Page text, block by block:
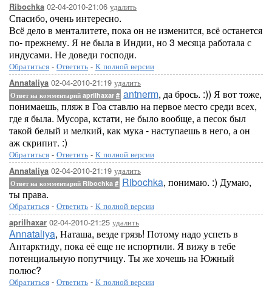
Ribochka 02-04-2010-21:06 удалить
Спасибо, очень интересно.
Всё дело в менталитете, пока он не изменится, всё останется
по- прежнему. Я не была в Индии, но 3 месяца работала с
индусами. Не доведи господи.
Обратиться - Ответить - К полной версии
Annataliya 02-04-2010-21:19 удалить
Ответ на комментарий aprilhaxar # antnerm, да брось. :)) Я вот тоже,
понимаешь, пляж в Гоа ставлю на первое место среди всех,
где я была. Мусора, кстати, не было вообще, а песок был
такой белый и мелкий, как мука - наступаешь в него, а он
аж скрипит. :)
Обратиться - Ответить - К полной версии
Annataliya 02-04-2010-21:19 удалить
Ответ на комментарий Ribochka # Ribochka, понимаю. :) Думаю,
ты права.
Обратиться - Ответить - К полной версии
aprilhaxar 02-04-2010-21:25 удалить
Annataliya, Наташа, везде грязь! Потому надо успеть в
Антарктиду, пока её еще не испортили. Я вижу в тебе
потенциальную попутчицу. Ты же хочешь на Южный
полюс?
Обратиться - Ответить - К полной версии